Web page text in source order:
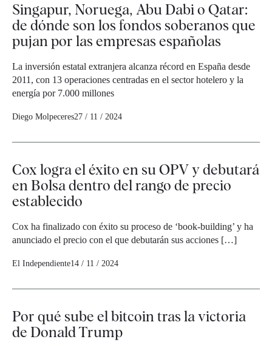
Singapur, Noruega, Abu Dabi o Qatar:
de dónde son los fondos soberanos que
pujan por las empresas españolas
La inversión estatal extranjera alcanza récord en España desde
2011, con 13 operaciones centradas en el sector hotelero y la
energía por 7.000 millones
Diego Molpeceres27 / 11 / 2024
Cox logra el éxito en su OPV y debutará
en Bolsa dentro del rango de precio
establecido
Cox ha finalizado con éxito su proceso de ‘book-building’ y ha
anunciado el precio con el que debutarán sus acciones […]
El Independiente14 / 11 / 2024
Por qué sube el bitcoin tras la victoria
de Donald Trump